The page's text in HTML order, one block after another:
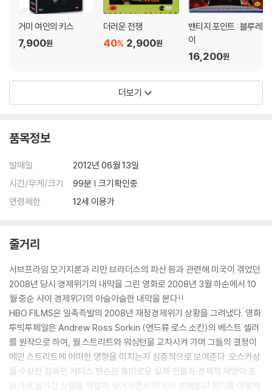
거미 여인의 키스
7,900원
더러운 전쟁
2,900원
40%
밴티지 포인트 : 블루레
이
16,200원
더보기
품목정보
발매일
2012년 06월 13일
시간/무게/크기
99분 | 크기확인중
연령제한
12세 이용가
줄거리
서브프라임 모기지론과 리만 브라더스의 파산 등과 관련해 미국이 겪었던
2008년 당시 경제위기의 내막을 그린 영화로 2008년 3월 하순에서 10
월 중순 사이 경제위기의 아슬아슬한 내막을 본다!!
HBO FILMS은 일촉즉발의 2008년 재정경제위기 상황을 그려냈다. 영화
투빅투페일은 Andrew Ross Sorkin (앤드류 로스 소킨)의 베스트 셀러
를 원작으로 하여, 월 스트리트와 워싱턴을 교차시켜 가며 그들의 결정이
메인 스트리트에 어떠한 영향을 미치는지 심층적으로 보여준다. 오스카상
을 수상한 감독인 커티스 핸슨은 흥미로운 실제 인물과 경제적 재앙이 초
읽기에 들어간 상황을 적절히 섞어가면서 미국이 경제붕괴 위기를 어떻게